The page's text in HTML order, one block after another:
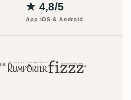
★ 4,8/5
App iOS & Android